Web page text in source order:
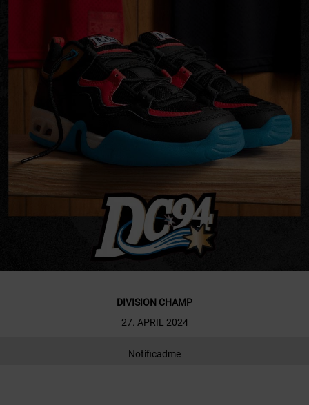
DIVISION CHAMP
27. APRIL 2024
Notificadme